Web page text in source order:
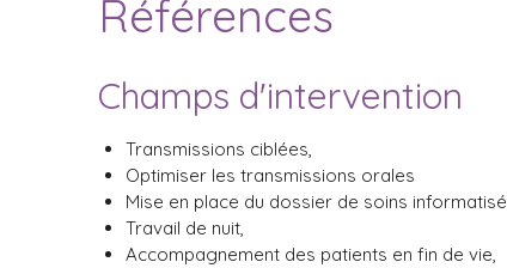
Références
Champs d'intervention
Transmissions ciblées,
Optimiser les transmissions orales
Mise en place du dossier de soins informatisé
Travail de nuit,
Accompagnement des patients en fin de vie,